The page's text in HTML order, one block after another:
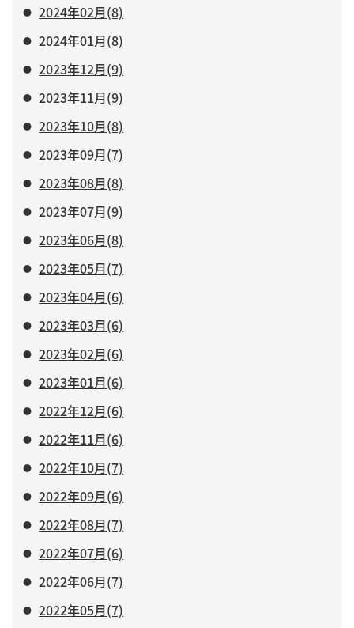
2024年02月(8)
2024年01月(8)
2023年12月(9)
2023年11月(9)
2023年10月(8)
2023年09月(7)
2023年08月(8)
2023年07月(9)
2023年06月(8)
2023年05月(7)
2023年04月(6)
2023年03月(6)
2023年02月(6)
2023年01月(6)
2022年12月(6)
2022年11月(6)
2022年10月(7)
2022年09月(6)
2022年08月(7)
2022年07月(6)
2022年06月(7)
2022年05月(7)